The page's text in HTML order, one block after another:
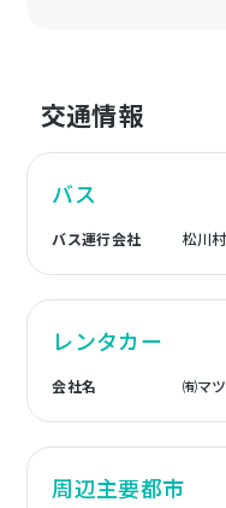
交通情報
バス
バス運行会社 松川
レンタカー
会社名 ㈲マ
周辺主要都市